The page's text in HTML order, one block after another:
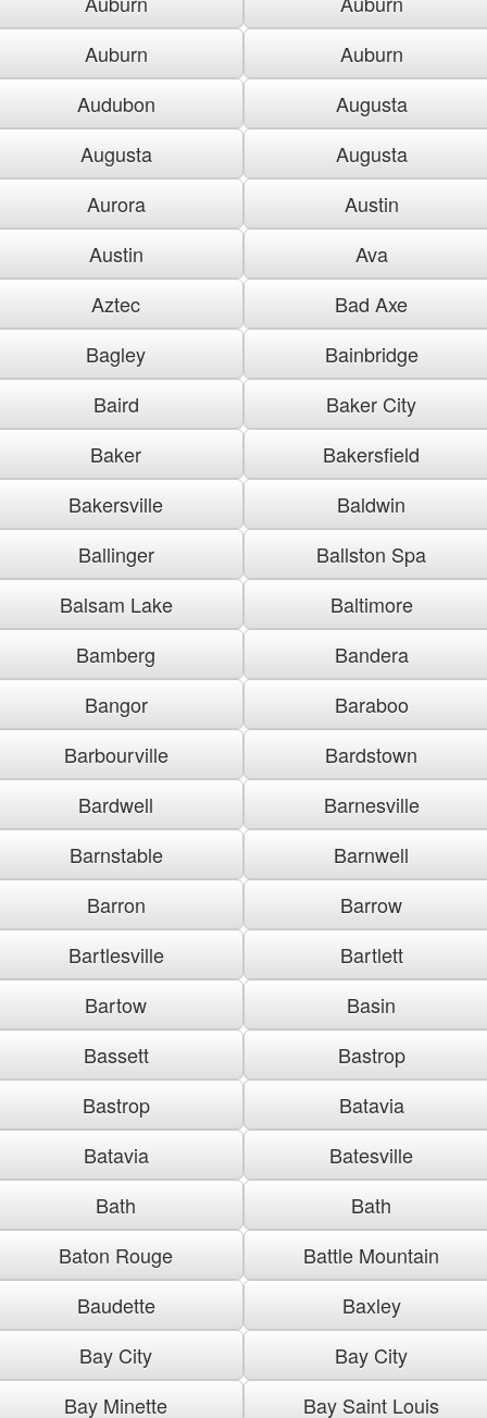
Auburn
Auburn
Audubon
Augusta
Augusta
Augusta
Aurora
Austin
Austin
Ava
Aztec
Bad Axe
Bagley
Bainbridge
Baird
Baker City
Baker
Bakersfield
Bakersville
Baldwin
Ballinger
Ballston Spa
Balsam Lake
Baltimore
Bamberg
Bandera
Bangor
Baraboo
Barbourville
Bardstown
Bardwell
Barnesville
Barnstable
Barnwell
Barron
Barrow
Bartlesville
Bartlett
Bartow
Basin
Bassett
Bastrop
Bastrop
Batavia
Batavia
Batesville
Bath
Bath
Baton Rouge
Battle Mountain
Baudette
Baxley
Bay City
Bay City
Bay Minette
Bay Saint Louis